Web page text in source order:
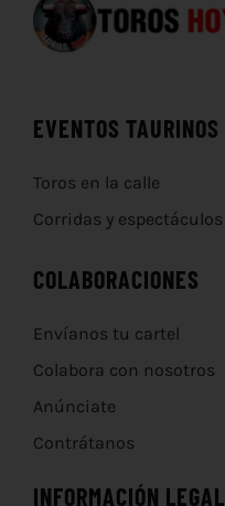
EVENTOS TAURINOS
Toros en la calle
Corridas y espectáculos
COLABORACIONES
Envíanos tu cartel
Colabora con nosotros
Anúnciate
Contrátanos
INFORMACIÓN LEGAL